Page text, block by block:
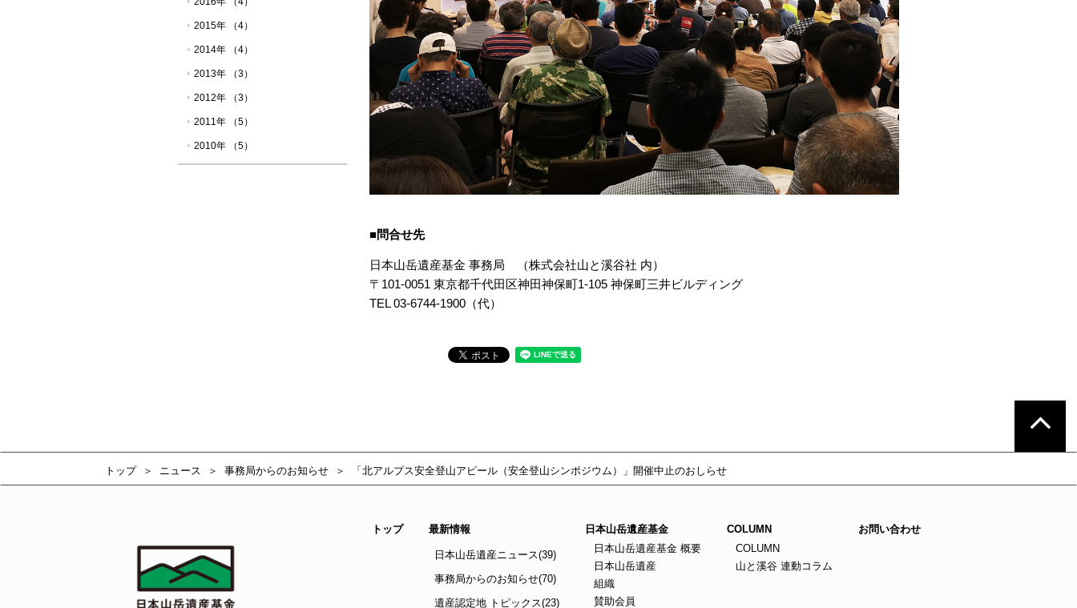
■問合せ先
日本山岳遺産基金 事務局 （株式会社山と溪谷社 内）
〒101-0051 東京都千代田区神田神保町1-105 神保町三井ビルディング
TEL 03-6744-1900（代）
2015年 （4）
2014年 （4）
2013年 （3）
2012年 （3）
2011年 （5）
2010年 （5）
トップ ニュース 事務局からのお知らせ 「北アルプス安全登山アピール（安全登山シンポジウム）」開催中止のおしらせ
トップ 最新情報
日本山岳遺産ニュース(39)
事務局からのお知らせ(70)
遺産認定地 トピックス(23)
日本山岳遺産基金
日本山岳遺産基金 概要
日本山岳遺産
組織
賛助会員
COLUMN
COLUMN
山と溪谷 連動コラム
お問い合わせ